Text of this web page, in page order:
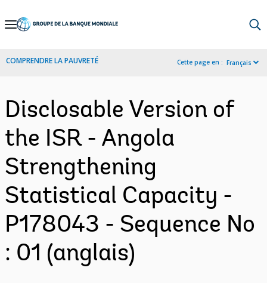
Skip
Navigation
COMPRENDRE LA PAUVRETÉ Cette page en : Français
Disclosable Version of
the ISR - Angola
Strengthening
Statistical Capacity -
P178043 - Sequence No
: 01 (anglais)